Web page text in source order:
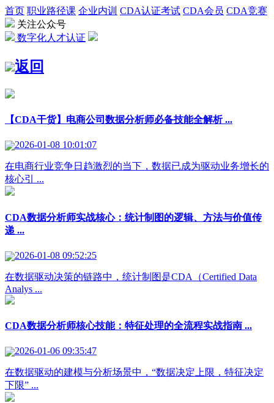
首页 职业路径课 企业内训 CDA认证考试 CDA会员 CDA竞赛
关注公众号
数字化人才认证
返回
【CDA干货】电商公司数据分析师必备技能全解析 ...
2026-01-08 10:01:07
在电商行业竞争日趋激烈的当下，数据已成为驱动业务增长的
核心引 ...
CDA数据分析师实战核心：统计制图的逻辑、方法与价值传
递 ...
2026-01-08 09:52:25
在数据驱动决策的链路中，统计制图是CDA（Certified Data
Analys ...
CDA数据分析师核心技能：特征处理的全流程实战指南 ...
2026-01-06 09:35:47
在数据驱动的建模与分析场景中，“数据决定上限，特征决定
下限” ...